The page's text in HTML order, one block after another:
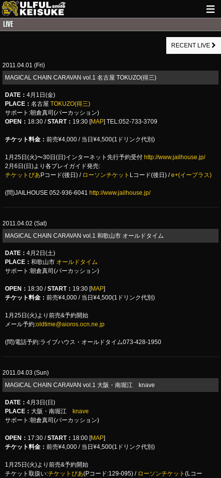
GUITAR WORKS
MAIL
RECENT LIVE
2011.04.01 (Fri)
MAGICAL CHAIN CARAVAN vol.1 名古屋 TOKUZO(得三)
DATE ： 4月1日(金)
PLACE ： 名古屋 TOKUZO(得三)
サポート:朝倉真司(パーカッション)
OPEN： 18:30 /START： 19:30 [MAP] TEL:052-733-3709
チケット料金： 前売¥4,000 / 当日¥4,500(1ドリンク代別)
1月25日(火)〜30日(日)インターネット先行予約受付 http://www.jailhouse.jp/
2月6日(日)より各プレイガイド発売:
チケットぴあ Pコード(後日) / ローソンチケット Lコード(後日) /e+(イープラス)
(問)JAILHOUSE 052-936-6041 http://www.jailhouse.jp/
2011.04.02 (Sat)
MAGICAL CHAIN CARAVAN vol.1 和歌山市 オールドタイム
DATE ： 4月2日(土)
PLACE ： 和歌山市 オールドタイム
サポート:朝倉真司(パーカッション)
OPEN： 18:30 /START： 19:30 [MAP]
チケット料金： 前売¥4,000 / 当日¥4,500(1ドリンク代別)
1月25日(火)より前売&予約開始
メール予約:oldtime@aioros.ocn.ne.jp
(問)電話予約:ライブハウス・オールドタイム073-428-1950
2011.04.03 (Sun)
MAGICAL CHAIN CARAVAN vol.1 大阪・南堀江 knave
DATE ： 4月3日(日)
PLACE ： 大阪・南堀江
knave
サポート:朝倉真司(パーカッション)
OPEN： 17:30 /START： 18:00 [MAP]
チケット料金： 前売¥4,000 / 当日¥4,500(1ドリンク代別)
1月25日(火)より前売&予約開始
チケット取扱い:チケットぴあ(Pコード:129-095) / ローソンチケット (Lコー